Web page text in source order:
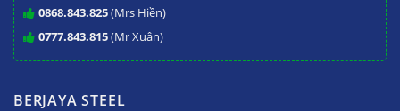
0868.843.825(Mrs Hiền)
0777.843.815(Mr Xuân)
BERJAYA STEEL